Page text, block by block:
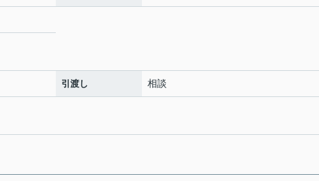
引渡し 相談